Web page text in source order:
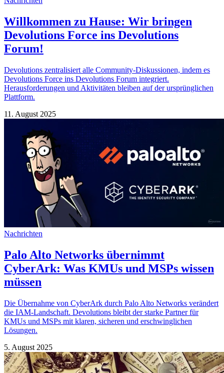
Willkommen zu Hause: Wir bringen
Devolutions Force ins Devolutions
Forum!
Devolutions zentralisiert alle Community-Diskussionen, indem es
Devolutions Force ins Devolutions Forum integriert.
Herausforderungen und Aktivitäten bleiben auf der ursprünglichen
Plattform.
11. August 2025
Nachrichten
Palo Alto Networks übernimmt
CyberArk: Was KMUs und MSPs wissen
müssen
Die Übernahme von CyberArk durch Palo Alto Networks verändert
die IAM-Landschaft. Devolutions bleibt der starke Partner für
KMUs und MSPs mit klaren, sicheren und erschwinglichen
Lösungen.
5. August 2025